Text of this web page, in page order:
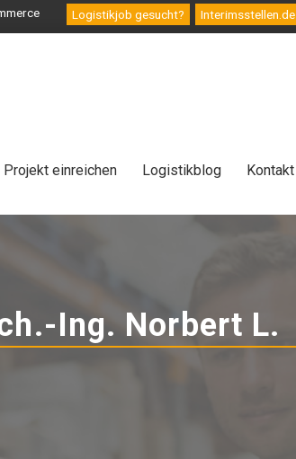
Logistikjob gesucht? Interimsstellen.de
Projekt einreichen Logistikblog Kontakt
Ing. Norbert L.